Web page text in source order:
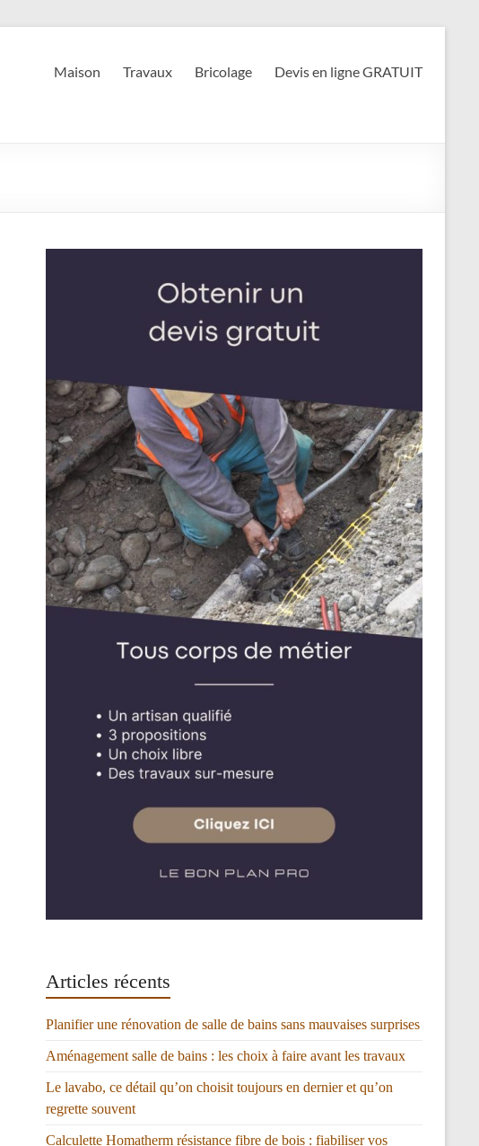
Maison Travaux Bricolage Devis en ligne GRATUIT
Articles récents
Planifier une rénovation de salle de bains sans mauvaises surprises
Aménagement salle de bains : les choix à faire avant les travaux
Le lavabo, ce détail qu’on choisit toujours en dernier et qu’on
regrette souvent
Calculette Homatherm résistance fibre de bois : fiabiliser vos